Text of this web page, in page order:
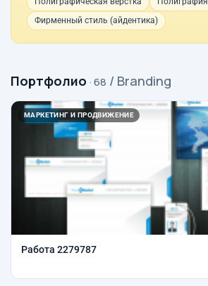
Фирменный стиль (айдентика)
Портфолио · 68 / Branding
МАРКЕТИНГ И ПРОДВИЖЕНИЕ
Работа 2279787